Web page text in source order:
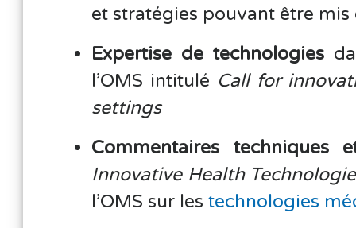
et stratégies pouvant être
Expertise de technologies
l’OMS intitulé Call for
settings
Commentaires techniques
Innovative Health
l’OMS sur lestechnologies